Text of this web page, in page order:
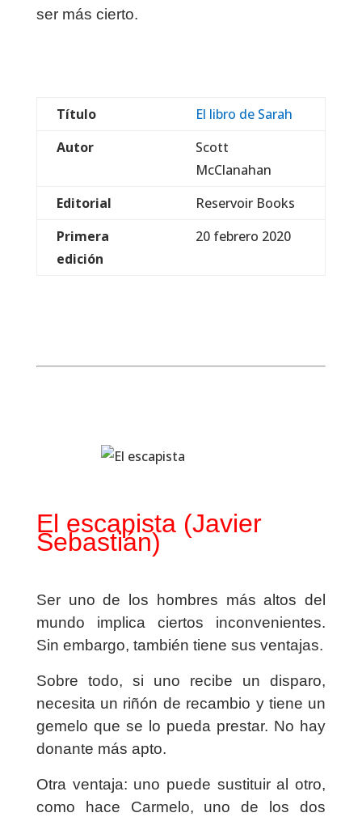
ser más cierto.
Título
El libro de Sarah
Autor
Scott
McClanahan
Editorial
Reservoir Books
Primera
edición
20 febrero 2020
El escapista (Javier
Sebastián)
Ser uno de los hombres más altos del
mundo implica ciertos inconvenientes.
Sin embargo, también tiene sus ventajas.
Sobre todo, si uno recibe un disparo,
necesita un riñón de recambio y tiene un
gemelo que se lo pueda prestar. No hay
donante más apto.
Otra ventaja: uno puede sustituir al otro,
como hace Carmelo, uno de los dos